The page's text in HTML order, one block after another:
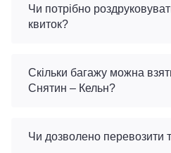
Чи потрібно
квиток?
Скільки багажу можна
Снятин – Кельн?
Чи дозволено перевозити